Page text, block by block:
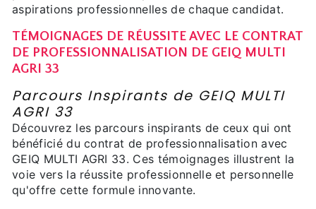
aspirations professionnelles de chaque candidat.
TÉMOIGNAGES DE RÉUSSITE AVEC LE CONTRAT
DE PROFESSIONNALISATION DE GEIQ MULTI
AGRI 33
Parcours Inspirants de GEIQ MULTI
AGRI 33
Découvrez les parcours inspirants de ceux qui ont
bénéficié du contrat de professionnalisation avec
GEIQ MULTI AGRI 33. Ces témoignages illustrent la
voie vers la réussite professionnelle et personnelle
qu'offre cette formule innovante.